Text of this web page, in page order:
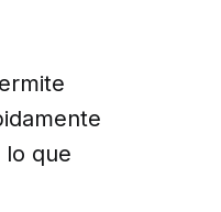
lo que